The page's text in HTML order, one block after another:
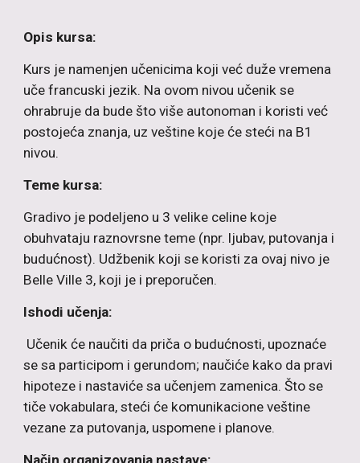
Opis kursa:
Kurs je namenjen učenicima koji već duže vremena
uče francuski jezik. Na ovom nivou učenik se
ohrabruje da bude što više autonoman i koristi već
postojeća znanja, uz veštine koje će steći na B1
nivou.
Teme kursa:
Gradivo je podeljeno u 3 velike celine koje
obuhvataju raznovrsne teme (npr. ljubav, putovanja i
budućnost). Udžbenik koji se koristi za ovaj nivo je
Belle Ville 3, koji je i preporučen.
Ishodi učenja:
Učenik će naučiti da priča o budućnosti, upoznaće
se sa participom i gerundom; naučiće kako da pravi
hipoteze i nastaviće sa učenjem zamenica. Što se
tiče vokabulara, steći će komunikacione veštine
vezane za putovanja, uspomene i planove.
Način organizovanja nastave: